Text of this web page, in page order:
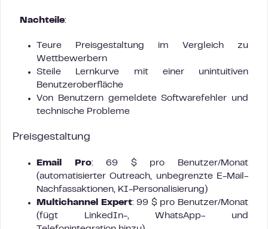
Nachteile:
Teure Preisgestaltung im Vergleich zu
Wettbewerbern
Steile Lernkurve mit einer unintuitiven
Benutzeroberfläche
Von Benutzern gemeldete Softwarefehler und
technische Probleme
Preisgestaltung
Email Pro: 69 $ pro Benutzer/Monat
(automatisierter Outreach, unbegrenzte E-Mail-
Nachfassaktionen, KI-Personalisierung)
Multichannel Expert: 99 $ pro Benutzer/Monat
(fügt LinkedIn-, WhatsApp- und